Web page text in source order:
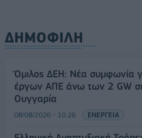
ΔΗΜΟΦΙΛΗ
Όμιλος ΔΕΗ: Νέα συμφωνία
έργων ΑΠΕ άνω των 2 GW
Ουγγαρία
08/08/2026 - 10:26 ΕΝΕΡΓΕΙΑ